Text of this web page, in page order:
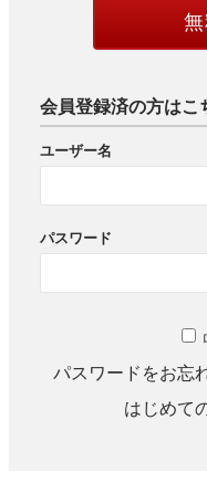
会員登録済の方はこ
ユーザー名
パスワード
パスワードをお忘
はじめて